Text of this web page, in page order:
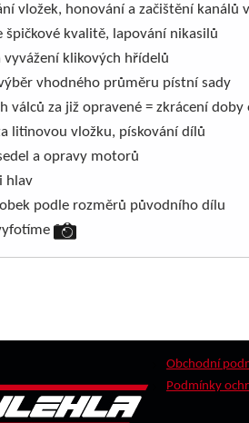
vložek, honování a začištění kanálů
špičkové kvalitě, lapování nikasilů
vyvážení klikových hřídelů
vhodného průměru pístní sady
válců za již opravené = zkrácení doby
litinovou vložku, pískování dílů
a opravy motorů
hlav
podle rozměrů původního dílu
Obchodní
Podmínky